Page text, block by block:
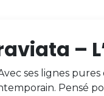
–
ses lignes
Pensé